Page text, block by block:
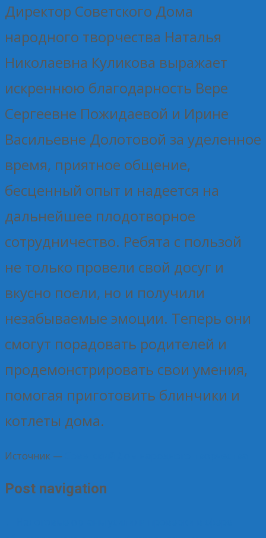
Директор Советского Дома
народного творчества Наталья
Николаевна Куликова выражает
искреннюю благодарность Вере
Сергеевне Пожидаевой и Ирине
Васильевне Долотовой за уделенное
время, приятное общение,
бесценный опыт и надеется на
дальнейшее плодотворное
сотрудничество. Ребята с пользой
не только провели свой досуг и
вкусно поели, но и получили
незабываемые эмоции. Теперь они
смогут порадовать родителей и
продемонстрировать свои умения,
помогая приготовить блинчики и
котлеты дома.
Источник —
Post navigation